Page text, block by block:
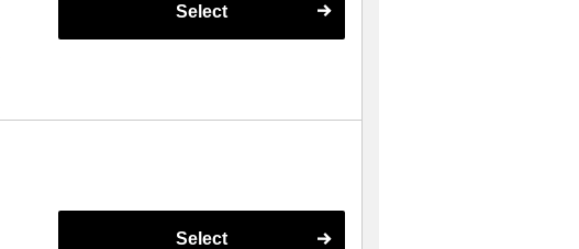
Select
Select